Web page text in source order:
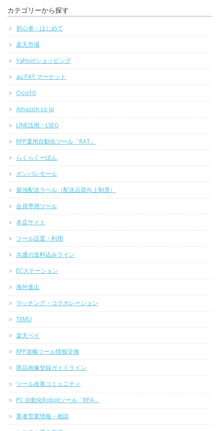
カテゴリーから探す
初心者・はじめて
楽天市場
Yahoo!ショッピング
au PAY マーケット
Qoo10
Amazon.co.jp
LINE活用・LSEG
RPP運用自動化ツール「RAT」
らくらくーぽん
ポンパレモール
最強配送ラベル（配送品質向上制度）
会員専用ツール
本店サイト
ツール設置・利用
共通の送料込みライン
ECステーション
海外進出
マッチング・コラボレーション
TEMU
楽天ペイ
RPP攻略ツール情報交換
商品画像登録ガイドライン
ツール改善コミュニティ
PC 自動化Robotツール「RPA」
業者営業情報・相談